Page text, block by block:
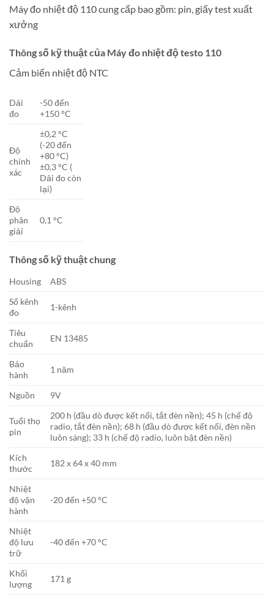
Máy đo nhiệt độ 110 cung cấp bao gồm: pin, giấy test xuất
xưởng
Thông số kỹ thuật của Máy đo nhiệt độ testo 110
Cảm biến nhiệt độ NTC
Dải
đo
-50 đến
+150 °C
Độ
chính
xác
±0,2 °C
(-20 đến
+80 °C)
±0,3 °C (
Dải đo còn
lại)
Độ
phân
giải
0,1 °C
Thông số kỹ thuật chung
Housing
ABS
Số kênh
đo
1-kênh
Tiêu
chuẩn
EN 13485
Bảo
hành
1 năm
Nguồn 9V
Tuổi thọ
pin
200 h (đầu dò được kết nối, tắt đèn nền); 45 h (chế độ
radio, tắt đèn nền); 68 h (đầu dò được kết nối, đèn nền
luôn sáng); 33 h (chế độ radio, luôn bật đèn nền)
Kích
thước
182 x 64 x 40 mm
Nhiệt
độ vận
hành
-20 đến +50 °C
Nhiệt
độ lưu
trữ
-40 đến +70 °C
Khối
lượng
171 g